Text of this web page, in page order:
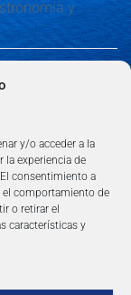
y/o acceder a la
la experiencia de
consentimiento a
comportamiento de
o retirar el
características y
y
y